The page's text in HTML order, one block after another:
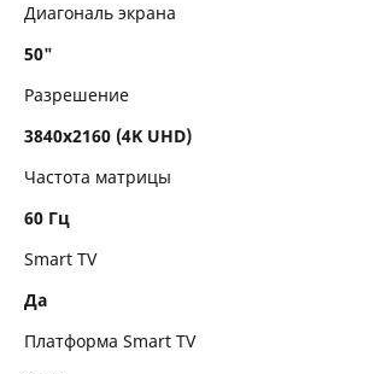
Прием сигнала
Интерфейсы
Комплектация
Диагональ экрана
50"
Разрешение
3840x2160 (4K UHD)
Частота матрицы
60 Гц
Smart TV
Да
Платформа Smart TV